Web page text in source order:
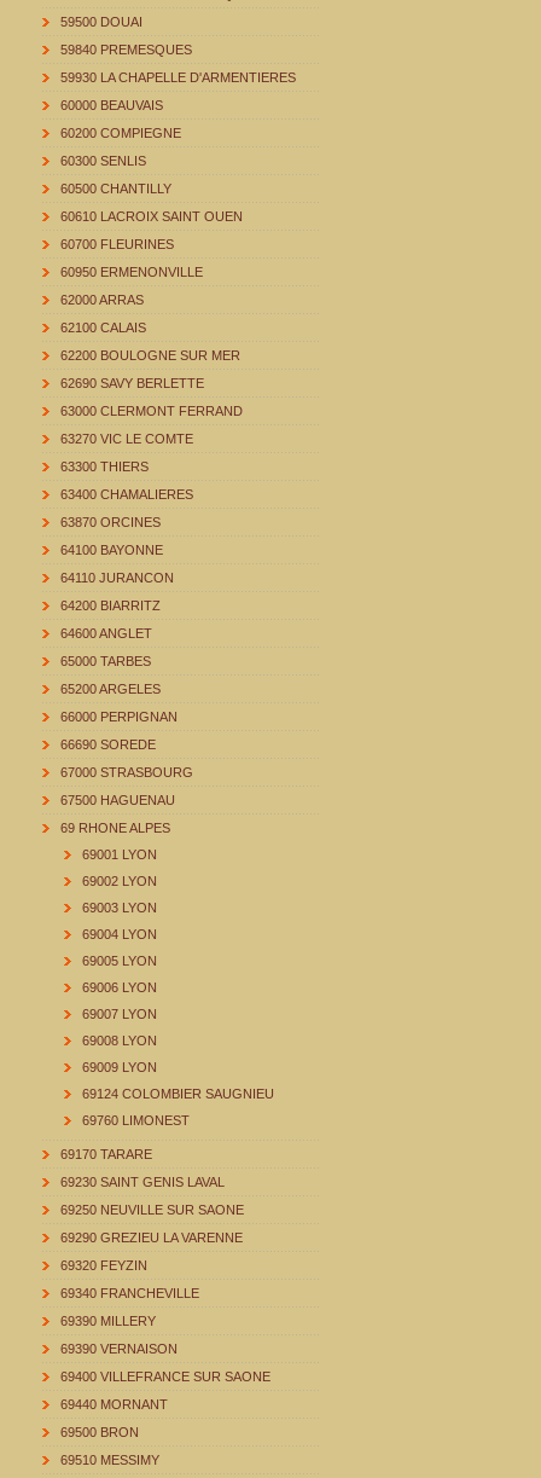
59500 DOUAI
59840 PREMESQUES
59930 LA CHAPELLE D'ARMENTIERES
60000 BEAUVAIS
60200 COMPIEGNE
60300 SENLIS
60500 CHANTILLY
60610 LACROIX SAINT OUEN
60700 FLEURINES
60950 ERMENONVILLE
62000 ARRAS
62100 CALAIS
62200 BOULOGNE SUR MER
62690 SAVY BERLETTE
63000 CLERMONT FERRAND
63270 VIC LE COMTE
63300 THIERS
63400 CHAMALIERES
63870 ORCINES
64100 BAYONNE
64110 JURANCON
64200 BIARRITZ
64600 ANGLET
65000 TARBES
65200 ARGELES
66000 PERPIGNAN
66690 SOREDE
67000 STRASBOURG
67500 HAGUENAU
69 RHONE ALPES
69001 LYON
69002 LYON
69003 LYON
69004 LYON
69005 LYON
69006 LYON
69007 LYON
69008 LYON
69009 LYON
69124 COLOMBIER SAUGNIEU
69760 LIMONEST
69170 TARARE
69230 SAINT GENIS LAVAL
69250 NEUVILLE SUR SAONE
69290 GREZIEU LA VARENNE
69320 FEYZIN
69340 FRANCHEVILLE
69390 MILLERY
69390 VERNAISON
69400 VILLEFRANCE SUR SAONE
69440 MORNANT
69500 BRON
69510 MESSIMY